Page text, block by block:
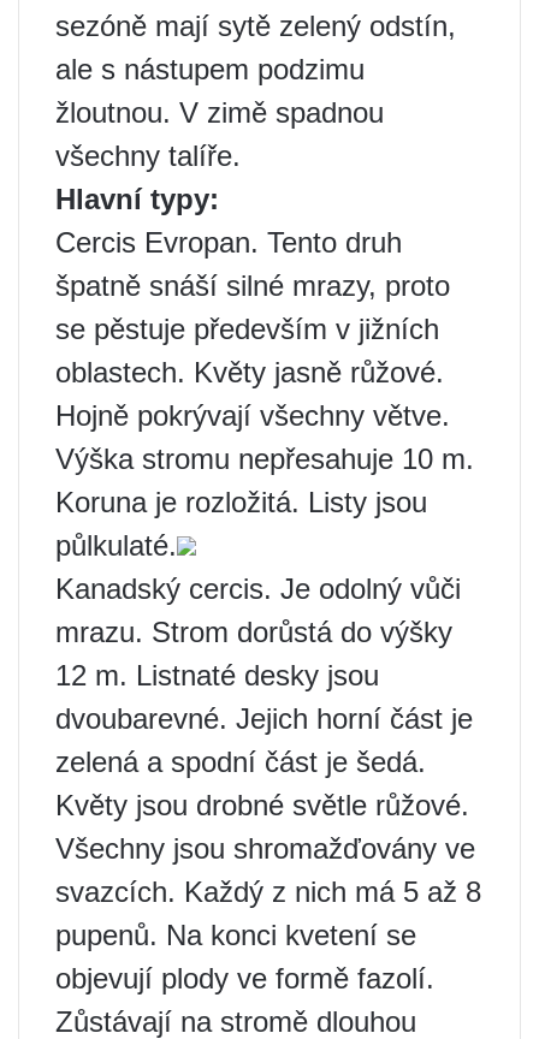
sezóně mají sytě zelený odstín,
ale s nástupem podzimu
žloutnou. V zimě spadnou
všechny talíře.
Hlavní typy:
Cercis Evropan. Tento druh
špatně snáší silné mrazy, proto
se pěstuje především v jižních
oblastech. Květy jasně růžové.
Hojně pokrývají všechny větve.
Výška stromu nepřesahuje 10 m.
Koruna je rozložitá. Listy jsou
půlkulaté.
Kanadský cercis. Je odolný vůči
mrazu. Strom dorůstá do výšky
12 m. Listnaté desky jsou
dvoubarevné. Jejich horní část je
zelená a spodní část je šedá.
Květy jsou drobné světle růžové.
Všechny jsou shromažďovány ve
svazcích. Každý z nich má 5 až 8
pupenů. Na konci kvetení se
objevují plody ve formě fazolí.
Zůstávají na stromě dlouhou